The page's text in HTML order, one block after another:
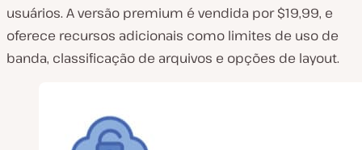
usuários. A versão premium é vendida por $19,99, e
oferece recursos adicionais como limites de uso de
banda, classificação de arquivos e opções de layout.